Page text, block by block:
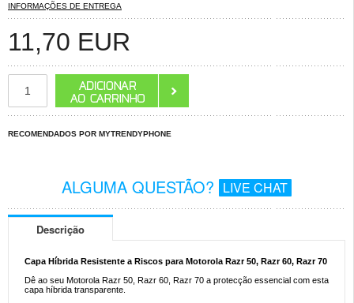
INFORMAÇÕES DE ENTREGA
11,70 EUR
RECOMENDADOS POR MYTRENDYPHONE
ALGUMA QUESTÃO? LIVE CHAT
Descrição
Capa Híbrida Resistente a Riscos para Motorola Razr 50, Razr 60, Razr 70
Dê ao seu Motorola Razr 50, Razr 60, Razr 70 a protecção essencial com esta
capa híbrida transparente.